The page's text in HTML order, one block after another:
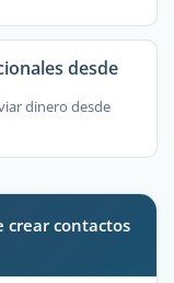
desde
dinero desde
crear contactos